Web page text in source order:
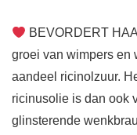
BEVORDERT
groei van wimpers en
aandeel ricinolzuur.
ricinusolie is dan ook
glinsterende